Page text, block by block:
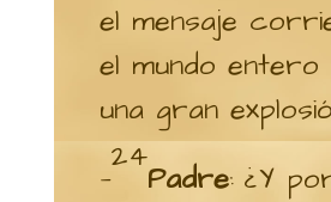
el mensaje
el mundo entero
una gran
—
24
Padre: ¿Y